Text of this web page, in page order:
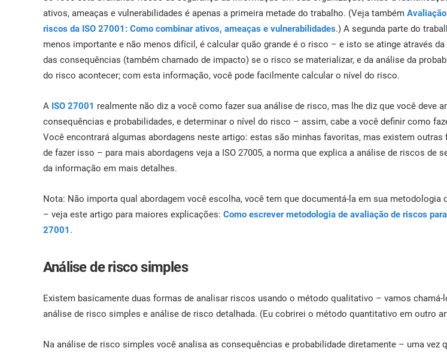
IATF 16949
AS9100
instantâneas para qualquer dúvida relacionada
27001 e ao SGSI, aprimore sua redação e
rapidez usando a plataforma da Advisera com
tecnologia de IA.
Laboratórios
obrigações de conformidade, elabore
treinamento com mais rapidez e aprimore a
usando a plataforma da Advisera,
IA e baseada em conhecimento proprietário
obrigações de conformidade.
ativos, ameaças e vulnerabilidades é apenas a primeira metade do trabalho. (Veja também
riscos da ISO 27001: Como combinar ativos, ameaças e vulnerabilidades.) A segunda parte do
menos importante e não menos difícil, é calcular quão grande é o risco – e isto se atinge através da
das consequências (também chamado de impacto) se o risco se materializar, e da análise da
do risco acontecer; com esta informação, você pode facilmente calcular o nível do risco.
A ISO 27001 realmente não diz a você como fazer sua análise de risco, mas lhe diz que você deve
consequências e probabilidades, e determinar o nível do risco – assim, cabe a você definir como
Você encontrará algumas abordagens neste artigo: estas são minhas favoritas, mas existem outras
de fazer isso – para mais abordagens veja a ISO 27005, a norma que explica a análise de riscos de
da informação em mais detalhes.
Nota: Não importa qual abordagem você escolha, você tem que documentá-la em sua metodologia
– veja este artigo para maiores explicações: Como escrever metodologia de avaliação de riscos
27001 .
Análise de risco simples
Existem basicamente duas formas de analisar riscos usando o método qualitativo – vamos chamá-
análise de risco simples e análise de risco detalhada. (Eu cobrirei o método quantitativo em outro
Na análise de risco simples você analisa as consequências e probabilidade diretamente – uma vez